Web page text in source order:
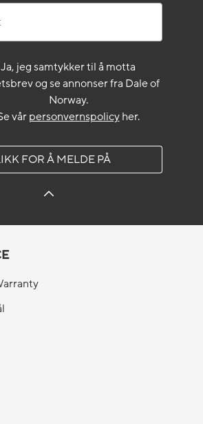
Ja, jeg samtykker til å motta
og se annonser fra Dale of
Norway.
vårpersonvernspolicyher.
FOR Å MELDE PÅ